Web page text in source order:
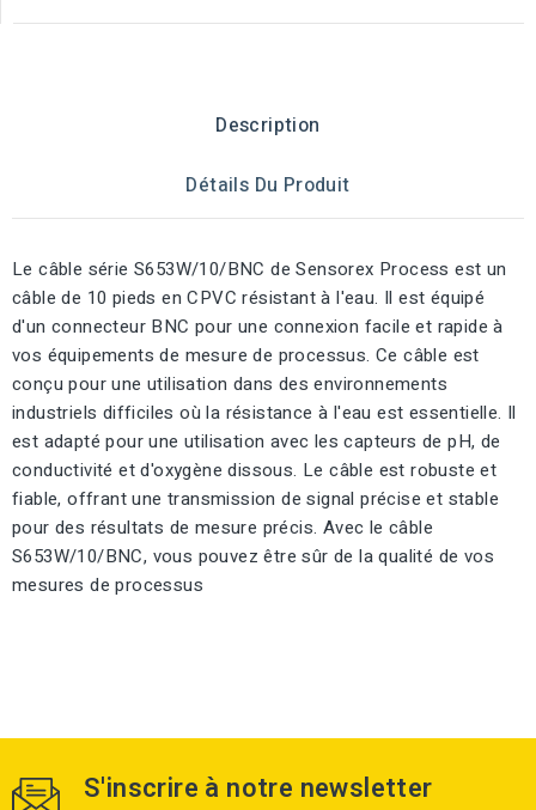
Description
Détails Du Produit
Le câble série S653W/10/BNC de Sensorex Process est un
câble de 10 pieds en CPVC résistant à l'eau. Il est équipé
d'un connecteur BNC pour une connexion facile et rapide à
vos équipements de mesure de processus. Ce câble est
conçu pour une utilisation dans des environnements
industriels difficiles où la résistance à l'eau est essentielle. Il
est adapté pour une utilisation avec les capteurs de pH, de
conductivité et d'oxygène dissous. Le câble est robuste et
fiable, offrant une transmission de signal précise et stable
pour des résultats de mesure précis. Avec le câble
S653W/10/BNC, vous pouvez être sûr de la qualité de vos
mesures de processus
S'inscrire à notre newsletter